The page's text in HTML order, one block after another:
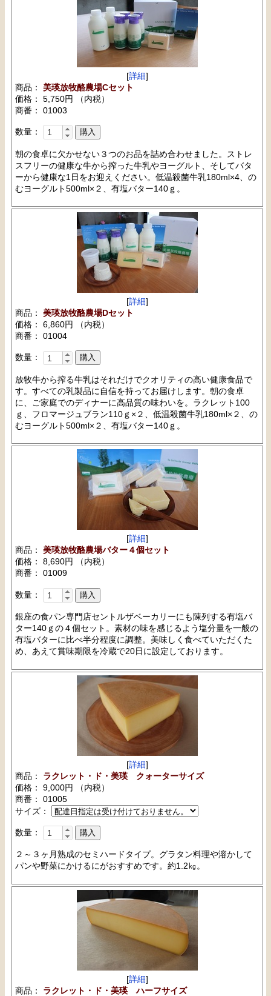
[詳細]
商品： 美瑛放牧酪農場Cセット
価格： 5,750円 （内税）
商番： 01003
数量：
朝の食卓に欠かせない３つのお品を詰め合わせました。ストレ
スフリーの健康な牛から搾った牛乳やヨーグルト、そしてバタ
ーから健康な1日をお迎えください。低温殺菌牛乳180ml×4、の
むヨーグルト500ml×２、有塩バター140ｇ。
[詳細]
商品： 美瑛放牧酪農場Dセット
価格： 6,860円 （内税）
商番： 01004
数量：
放牧牛から搾る牛乳はそれだけでクオリティの高い健康食品で
す。すべての乳製品に自信を持ってお届けします。朝の食卓
に、ご家庭でのディナーに高品質の味わいを。ラクレット100
ｇ、フロマージュブラン110ｇ×２、低温殺菌牛乳180ml×２、の
むヨーグルト500ml×２、有塩バター140ｇ。
[詳細]
商品： 美瑛放牧酪農場バター４個セット
価格： 8,690円 （内税）
商番： 01009
数量：
銀座の食パン専門店セントルザベーカリーにも陳列する有塩バ
ター140ｇの４個セット。素材の味を感じるよう塩分量を一般の
有塩バターに比べ半分程度に調整。美味しく食べていただくた
め、あえて賞味期限を冷蔵で20日に設定しております。
[詳細]
商品： ラクレット・ド・美瑛 クォーターサイズ
価格： 9,000円 （内税）
商番： 01005
サイズ：
数量：
２～３ヶ月熟成のセミハードタイプ。グラタン料理や溶かして
パンや野菜にかけるにがおすすめです。約1.2㎏。
[詳細]
商品： ラクレット・ド・美瑛 ハーフサイズ